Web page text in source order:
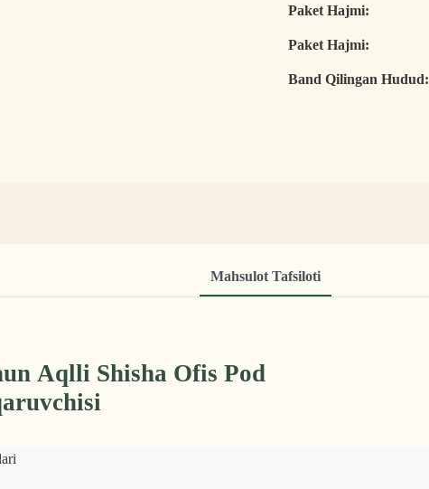
Paket Hajmi:
Paket Hajmi:
Band Qilingan Hudud:
Mahsulot Tafsiloti
Aqlli Shisha Ofis Pod